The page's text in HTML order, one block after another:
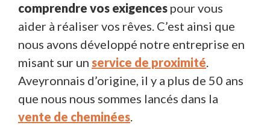
comprendre vos exigences pour vous
aider à réaliser vos rêves. C’est ainsi que
nous avons développé notre entreprise en
misant sur un service de proximité.
Aveyronnais d’origine, il y a plus de 50 ans
que nous nous sommes lancés dans la
vente de cheminées.